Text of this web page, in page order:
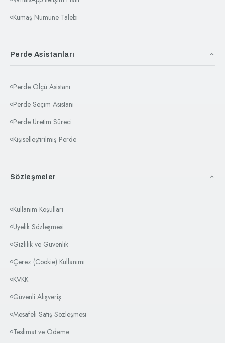
Kumaş Numune Talebi
Perde Asistanları
Perde Ölçü Asistanı
Perde Seçim Asistanı
Perde Üretim Süreci
Kişiselleştirilmiş Perde
Sözleşmeler
Kullanım Koşulları
Üyelik Sözleşmesi
Gizlilik ve Güvenlik
Çerez (Cookie) Kullanımı
KVKK
Güvenli Alışveriş
Mesafeli Satış Sözleşmesi
Teslimat ve Ödeme